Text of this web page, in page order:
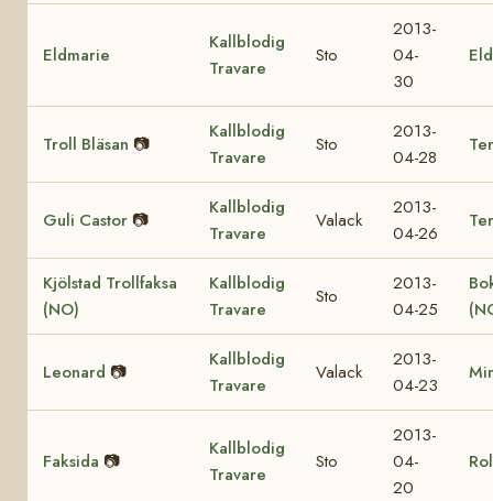
Eldmarie
Kallblodig
Travare
Sto
2013-
04-
30
Troll Bläsan 📷
Kallblodig
Travare
Sto
2013-
04-28
Guli Castor 📷
Kallblodig
Travare
Valack
2013-
04-26
Kjölstad Trollfaksa
(NO)
Kallblodig
Travare
Sto
2013-
04-25
Leonard 📷
Kallblodig
Travare
Valack
2013-
04-23
Faksida 📷
Kallblodig
Travare
Sto
2013-
04-
20